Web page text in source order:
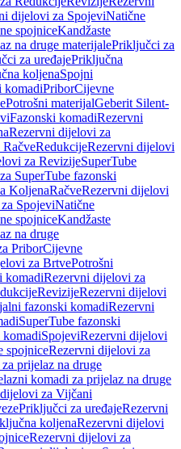
dijelovi za SpojeviNatične
spojniceKandžaste
na druge materijalePriključci za
za uređajePriključna
koljenaSpojni
komadiPriborCijevne
Potrošni materijalGeberit Silent-
Fazonski komadiRezervni
Rezervni dijelovi za
RedukcijeRezervni dijelovi
za RevizijeSuperTube
SuperTube fazonski
KoljenaRačveRezervni dijelovi
SpojeviNatične
spojniceKandžaste
na druge
PriborCijevne
za BrtvePotrošni
komadiRezervni dijelovi za
RevizijeRezervni dijelovi
fazonski komadiRezervni
SuperTube fazonski
komadiSpojeviRezervni dijelovi
spojniceRezervni dijelovi za
prijelaz na druge
komadi za prijelaz na druge
za Vijčani
Priključci za uređajeRezervni
koljenaRezervni dijelovi
Rezervni dijelovi za